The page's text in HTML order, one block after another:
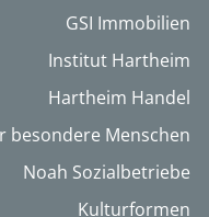
GSI Immobilien
Institut Hartheim
Hartheim Handel
besondere Menschen
Noah Sozialbetriebe
Kulturformen